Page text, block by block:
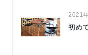
2021
初め